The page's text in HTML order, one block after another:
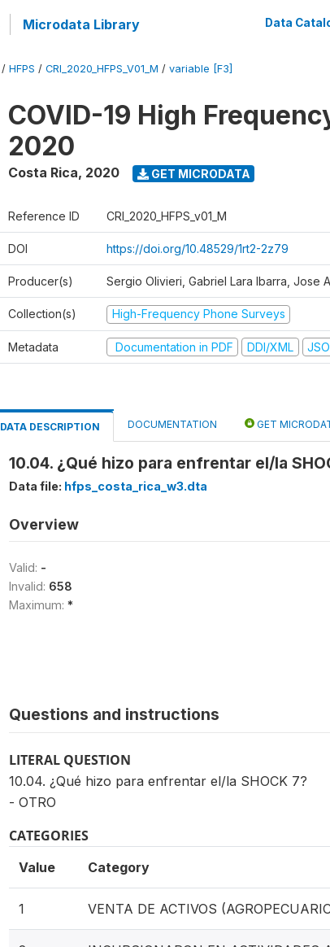
Microdata Library Data
/ HFPS / CRI_2020_HFPS_V01_M / variable [F3]
COVID-19 High
2020
Costa Rica, 2020 GET MICRODATA
Reference ID CRI_2020_HFPS_v01_M
DOI https://doi.org/10.48529/1rt2-2z79
Producer(s) Sergio Olivieri, Gabriel Lara Ibarra, Jose
Collection(s) High-Frequency Phone Surveys
Metadata Documentation in PDF DDI/XML
DATA DESCRIPTION DOCUMENTATION GET
10.04. ¿Qué hizo para enfrentar el/la
Data file: hfps_costa_rica_w3.dta
Overview
Valid: -
Invalid: 658
Maximum: *
Questions and instructions
LITERAL QUESTION
10.04. ¿Qué hizo para enfrentar el/la SHOCK 7?
- OTRO
CATEGORIES
Value Category
1 VENTA DE ACTIVOS